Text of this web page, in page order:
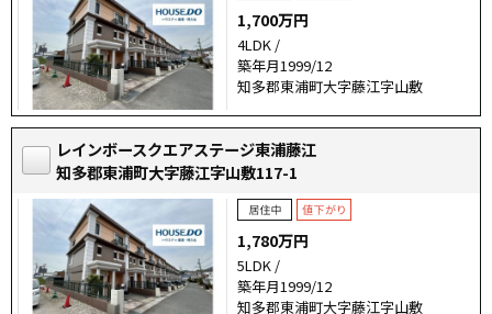
1,700万円
4LDK /
築年月1999/12
知多郡東浦町大字藤江字山敷
レインボースクエアステージ東浦藤江
知多郡東浦町大字藤江字山敷117-1
1,780万円
5LDK /
築年月1999/12
知多郡東浦町大字藤江字山敷